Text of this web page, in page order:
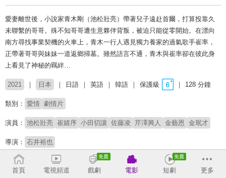
愛妻離世後，小說家青木剛（池松壯亮）帶著兒子遠赴首爾，打算投靠久
未聯繫的哥哥。殊不知哥哥遭生意夥伴背叛，被迫只能從零開始。在漂向
南方尋找事業契機的火車上，青木一行人遇見獨力養家的過氣歌手崔率，
正帶著哥哥與妹妹一道返鄉掃墓。雖然語言不通，青木與崔率卻在彼此身
上看見了神秘的羈絆…
2021 日本 日語 英語 韓語 保護級 128 分鐘
類別： 愛情 劇情片
演員： 池松壯亮 崔嬉序 小田切讓 佐藤凌 芹澤興人 金藝恩 金珉才
導演： 石井裕也
# 公路電影
首頁
電視頻道 戲劇 電影 短劇 更多